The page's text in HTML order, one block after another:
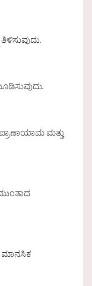
ಮತ್ತು
ಮಾನಸಿಕ